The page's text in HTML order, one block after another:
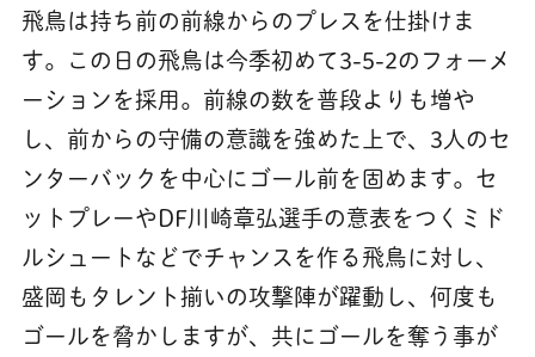
飛鳥は持ち前の前線からのプレスを仕掛けま
す。この日の飛鳥は今季初めて3-5-2のフォーメ
ーションを採用。前線の数を普段よりも増や
し、前からの守備の意識を強めた上で、3人のセ
ンターバックを中心にゴール前を固めます。セ
ットプレーやDF川崎章弘選手の意表をつくミド
ルシュートなどでチャンスを作る飛鳥に対し、
盛岡もタレント揃いの攻撃陣が躍動し、何度も
ゴールを脅かしますが、共にゴールを奪う事が